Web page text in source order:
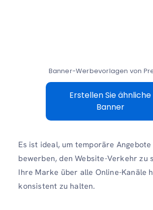
Banner-Werbevorlagen von
Erstellen Sie ähnliche
Banner
Es ist ideal, um temporäre Angebote
bewerben, den Website-Verkehr zu
Ihre Marke über alle Online-Kanäle
konsistent zu halten.